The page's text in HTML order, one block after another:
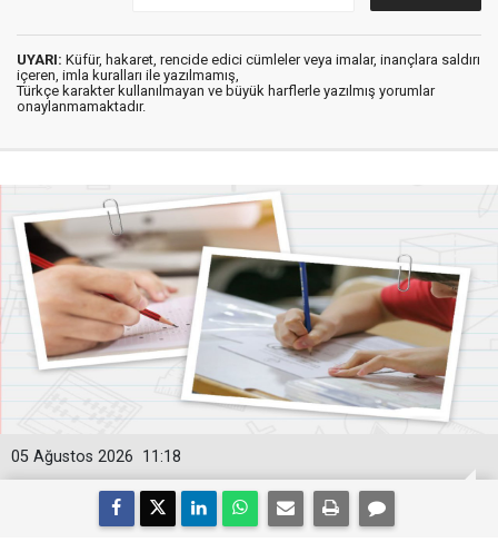
UYARI: Küfür, hakaret, rencide edici cümleler veya imalar, inançlara saldırı
içeren, imla kuralları ile yazılmamış,
Türkçe karakter kullanılmayan ve büyük harflerle yazılmış yorumlar
onaylanmamaktadır.
11:18
05 Ağustos 2026